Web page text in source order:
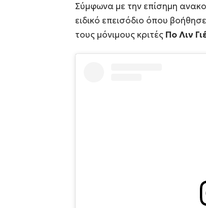
Σύμφωνα με την επίσημη
ειδικό επεισόδιο όπου
τους μόνιμους κριτέςΠο Λιν